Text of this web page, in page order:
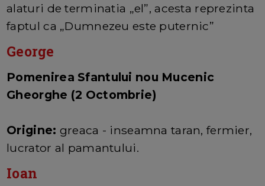
alaturi de terminatia „el”, acesta reprezinta
faptul ca „Dumnezeu este puternic”
George
Pomenirea Sfantului nou Mucenic
Gheorghe (2 Octombrie)
Origine: greaca - inseamna taran, fermier,
lucrator al pamantului.
Ioan